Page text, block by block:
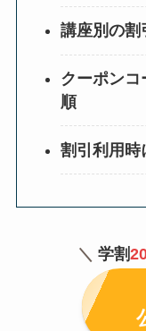
講座別の割
クーポンコ
順
割引利用時
＼ 学割